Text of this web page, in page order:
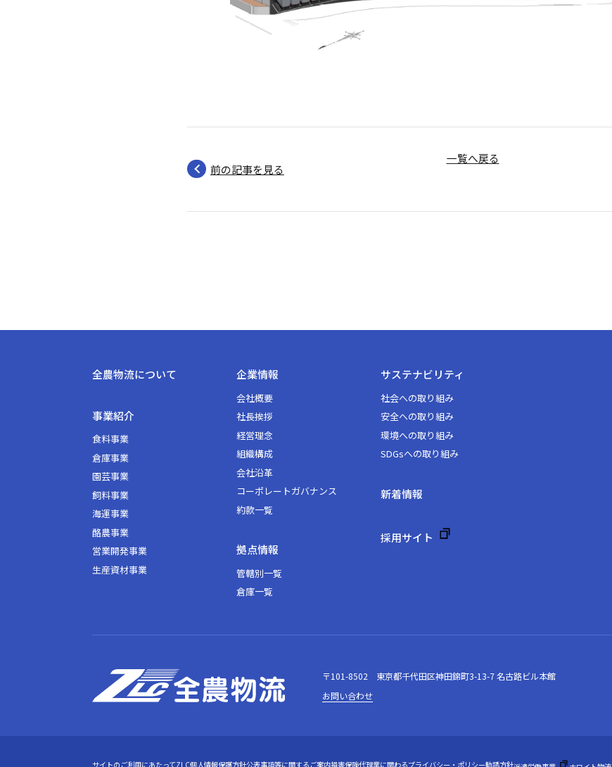
前の記事を見る
一覧へ戻る
全農物流について
事業紹介
⾷料事業
倉庫事業
園芸事業
飼料事業
海運事業
酪農事業
営業開発事業
⽣産資材事業
企業情報
会社概要
社長挨拶
経営理念
組織構成
会社沿⾰
コーポレートガバナンス
約款一覧
拠点情報
管轄別一覧
倉庫一覧
サステナビリティ
社会への取り組み
安全への取り組み
環境への取り組み
SDGsへの取り組み
新着情報
採⽤サイト
〒101-8502 東京都千代⽥区神⽥錦町3-13-7 名古路ビル本館
お問い合わせ
サイトのご利用にあたってZLC個人情報保護方針公表事項等に関するご案内損害保険代理業に関わるプライバシー・ポリシー勧誘方針